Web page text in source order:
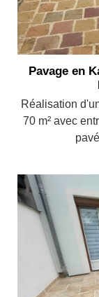
Pavage en
Réalisation
70 m² avec